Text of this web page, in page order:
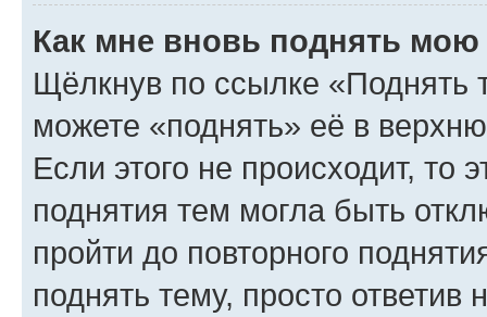
Как мне вновь поднять мою
Щёлкнув по ссылке «Поднять
можете «поднять» её в
Если этого не происходит, то
поднятия тем могла быть
пройти до повторного
поднять тему, просто ответив